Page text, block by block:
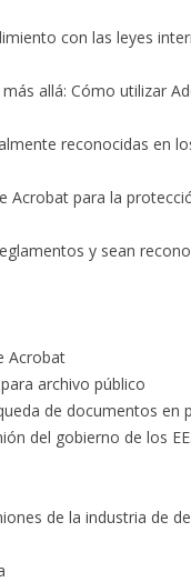
con las leyes
allá: Cómo utilizar
reconocidas en
Acrobat para la
y sean
Acrobat
archivo público
de documentos en
del gobierno de los
de la industria de